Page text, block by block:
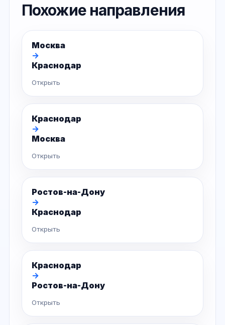
Похожие направления
Москва
→
Краснодар
Открыть
Краснодар
→
Москва
Открыть
Ростов-на-Дону
→
Краснодар
Открыть
Краснодар
→
Ростов-на-Дону
Открыть